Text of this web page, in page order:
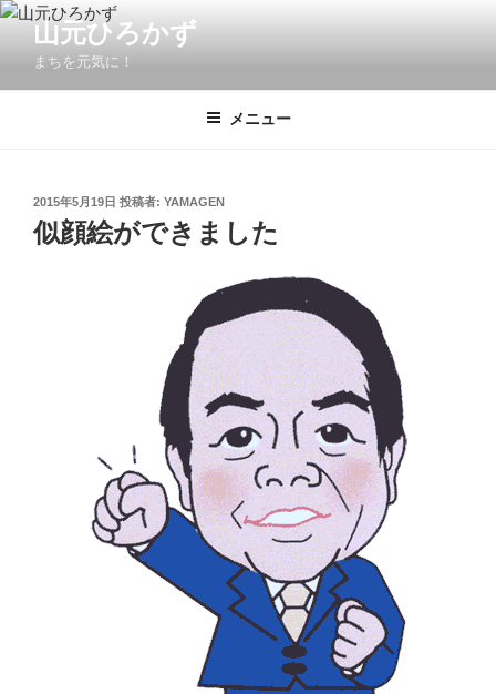
コ
ン
山元ひろかず
まちを元気に！
メニュー
投
稿
日:
2015年5月19日 投稿者: YAMAGEN
似顔絵ができました